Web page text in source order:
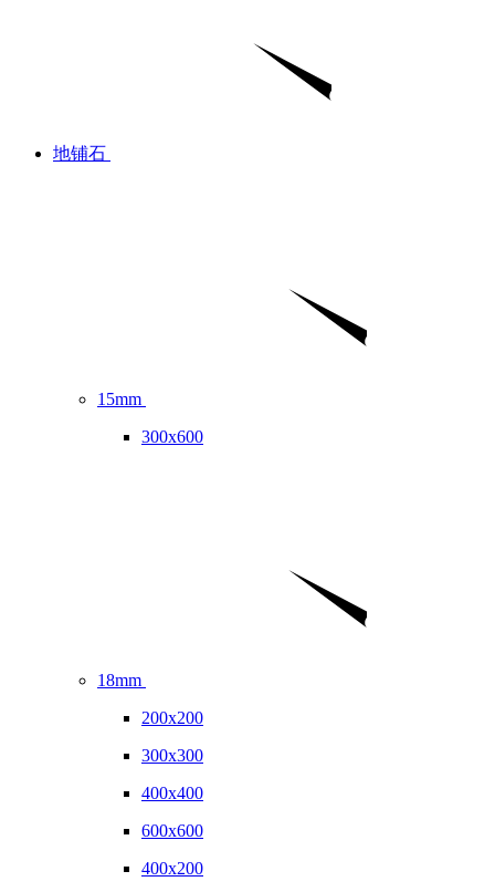
地铺石
15mm
300x600
18mm
200x200
300x300
400x400
600x600
400x200